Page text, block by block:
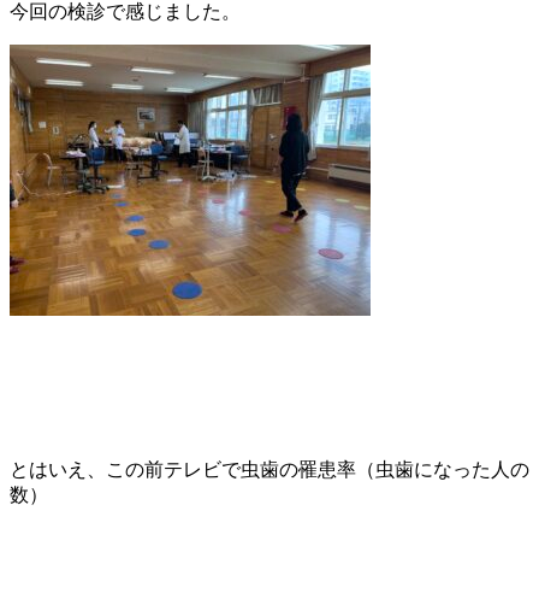
今回の検診で感じました。
とはいえ、この前テレビで虫歯の罹患率（虫歯になった人の
数）